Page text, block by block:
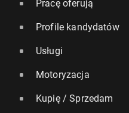
Pracę oferują
Profile kandydatów
Usługi
Motoryzacja
Kupię / Sprzedam